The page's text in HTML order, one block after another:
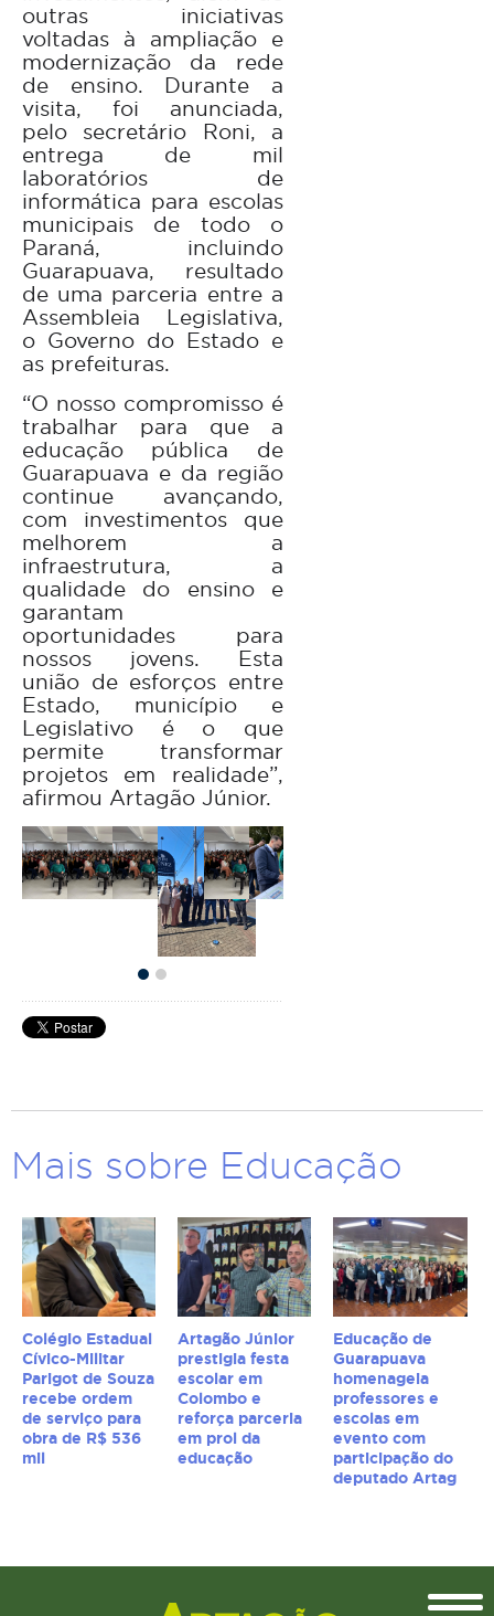
outras iniciativas
voltadas à ampliação e
modernização da rede
de ensino. Durante a
visita, foi anunciada,
pelo secretário Roni, a
entrega de mil
laboratórios de
informática para escolas
municipais de todo o
Paraná, incluindo
Guarapuava, resultado
de uma parceria entre a
Assembleia Legislativa,
o Governo do Estado e
as prefeituras.
“O nosso compromisso é
trabalhar para que a
educação pública de
Guarapuava e da região
continue avançando,
com investimentos que
melhorem a
infraestrutura, a
qualidade do ensino e
garantam
oportunidades para
nossos jovens. Esta
união de esforços entre
Estado, município e
Legislativo é o que
permite transformar
projetos em realidade”,
afirmou Artagão Júnior.
Mais sobre Educação
Colégio Estadual
Cívico-Militar
Parigot de Souza
recebe ordem
de serviço para
obra de R$ 536
mil
Artagão Júnior
prestigia festa
escolar em
Colombo e
reforça parceria
em prol da
educação
Educação de
Guarapuava
homenageia
professores e
escolas em
evento com
participação do
deputado Artag